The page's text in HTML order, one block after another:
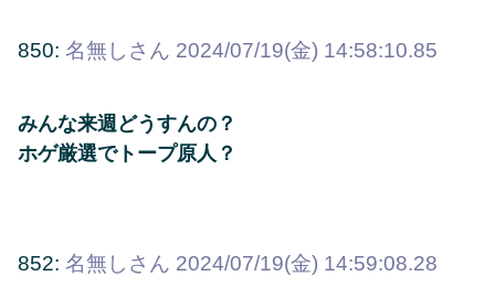
850: 名無しさん 2024/07/19(金) 14:58:10.85
みんな来週どうすんの？
ホゲ厳選でトープ原人？
852: 名無しさん 2024/07/19(金) 14:59:08.28